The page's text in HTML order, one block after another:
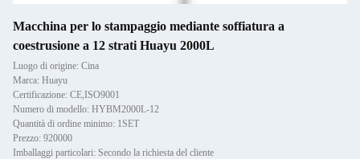
Macchina per lo stampaggio mediante soffiatura a
coestrusione a 12 strati Huayu 2000L
Luogo di origine: Cina
Marca: Huayu
Certificazione: CE,ISO9001
Numero di modello: HYBM2000L-12
Quantità di ordine minimo: 1SET
Prezzo: 920000
Imballaggi particolari: Secondo la richiesta del cliente